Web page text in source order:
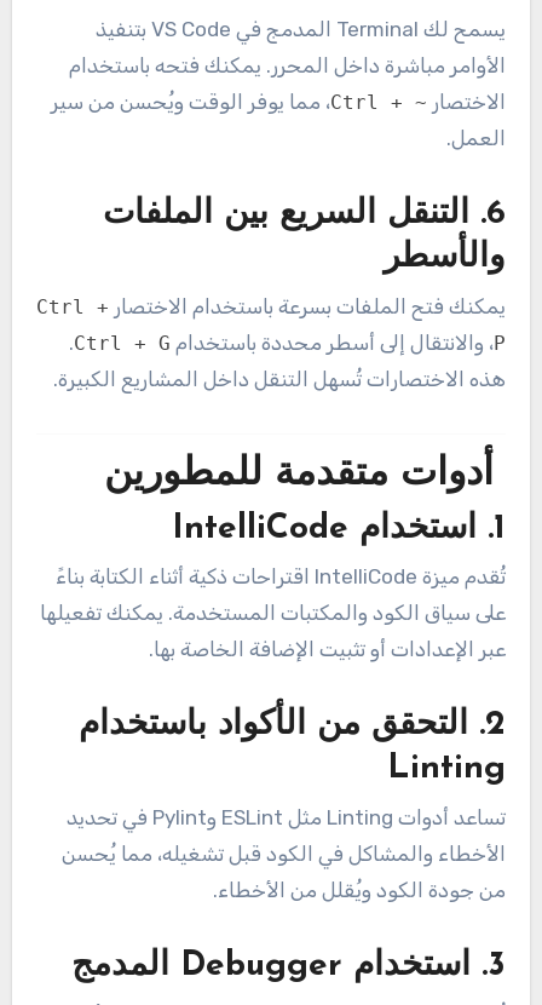
يسمح لك Terminal المدمج في VS Code بتنفيذ
الأوامر مباشرة داخل المحرر. يمكنك فتحه باستخدام
الاختصار Ctrl + ~، مما يوفر الوقت ويُحسن من سير
العمل.
6. التنقل السريع بين الملفات
والأسطر
يمكنك فتح الملفات بسرعة باستخدام الاختصار Ctrl +
P، والانتقال إلى أسطر محددة باستخدام Ctrl + G
.
هذه الاختصارات تُسهل التنقل داخل المشاريع الكبيرة.
️ أدوات متقدمة للمطورين
1. استخدام IntelliCode
تُقدم ميزة IntelliCode اقتراحات ذكية أثناء الكتابة بناءً
على سياق الكود والمكتبات المستخدمة. يمكنك تفعيلها
عبر الإعدادات أو تثبيت الإضافة الخاصة بها.
2. التحقق من الأكواد باستخدام
Linting
تساعد أدوات Linting مثل ESLint وPylint في تحديد
الأخطاء والمشاكل في الكود قبل تشغيله، مما يُحسن
من جودة الكود ويُقلل من الأخطاء.
3. استخدام Debugger المدمج